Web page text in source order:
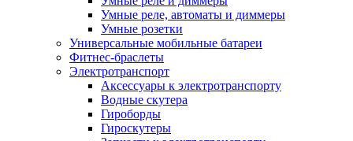
Умные реле, автоматы и диммеры
Умные розетки
Универсальные мобильные батареи
Фитнес-браслеты
Электротранспорт
Аксессуары к электротранспорту
Водные скутера
Гироборды
Гироскутеры